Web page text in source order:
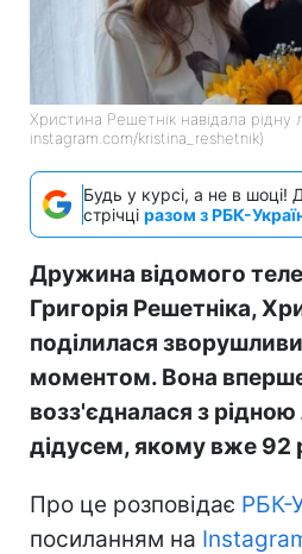
Христина Решетнік навідала
instagram.com/kristina_reshetnik)
Будь у курсі, а не в шоці!
стрічці разом з РБК-
Дружина відомого
Григорія Решетніка,
поділилася
моментом. Вона
возз'єдналася з
дідусем, якому вже 92
Про це розповідає РБК-
посиланням на